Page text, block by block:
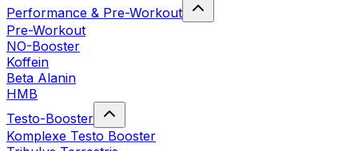
Performance & Pre-Workout
Pre-Workout
NO-Booster
Koffein
Beta Alanin
HMB
Testo-Booster
Komplexe Testo Booster